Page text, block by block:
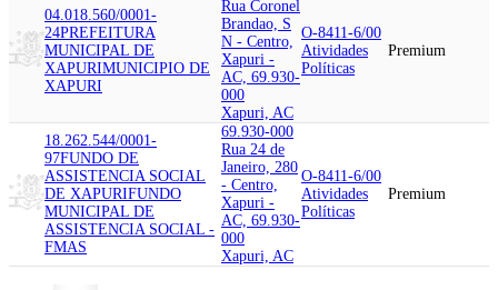
04.018.560/0001-
24PREFEITURA
MUNICIPAL DE
XAPURIMUNICIPIO DE
XAPURI
Rua Coronel
Brandao, S
N - Centro,
Xapuri -
AC, 69.930-
000
Xapuri, AC
O-8411-6/00
Atividades
Políticas
Premium
18.262.544/0001-
97FUNDO DE
ASSISTENCIA SOCIAL
DE XAPURIFUNDO
MUNICIPAL DE
ASSISTENCIA SOCIAL -
FMAS
69.930-000
Rua 24 de
Janeiro, 280
- Centro,
Xapuri -
AC, 69.930-
000
Xapuri, AC
O-8411-6/00
Atividades
Políticas
Premium